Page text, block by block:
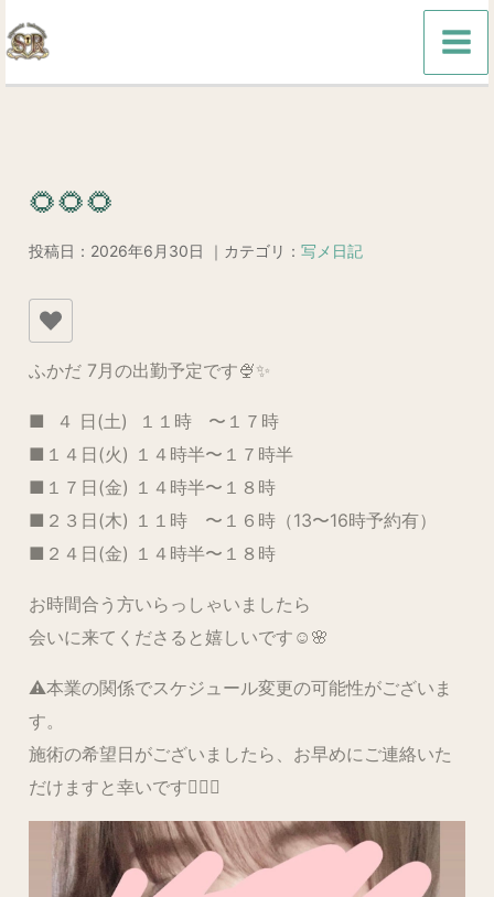
容
を
🌻🌻🌻
投稿日：2026年6月30日 ｜カテゴリ： 写メ日記
ふかだ 7月の出勤予定です🍨✨
■ ４ 日(土) １１時 〜１７時
■１４日(火) １４時半〜１７時半
■１７日(金) １４時半〜１８時
■２３日(木) １１時 〜１６時（13〜16時予約有）
■２４日(金) １４時半〜１８時
お時間合う方いらっしゃいましたら
会いに来てくださると嬉しいです☺️🌸
⚠️本業の関係でスケジュール変更の可能性がございま
す。
施術の希望日がございましたら、お早めにご連絡いた
だけますと幸いです🙇‍♀️✨